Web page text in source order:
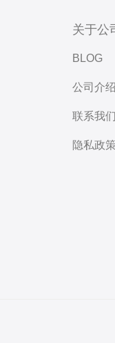
关于公
BLOG
公司介绍
联系我们
隐私政